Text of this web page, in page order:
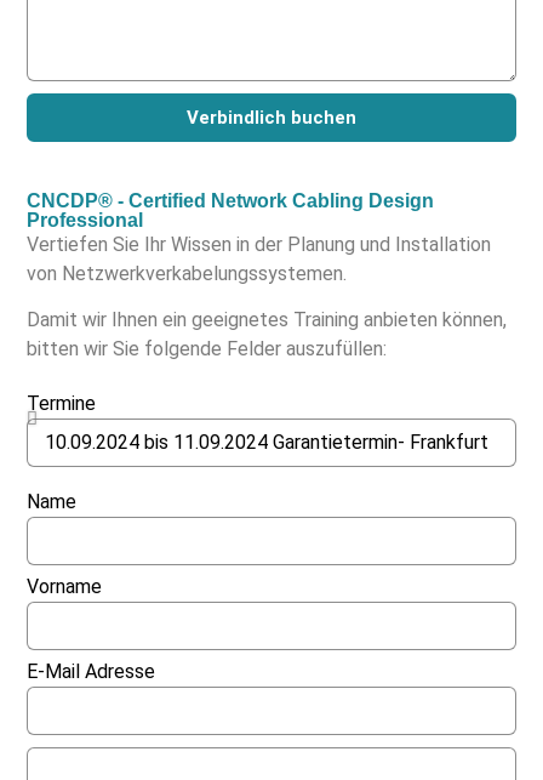
Verbindlich buchen
CNCDP® - Certified Network Cabling Design
Professional
Vertiefen Sie Ihr Wissen in der Planung und Installation
von Netzwerkverkabelungssystemen.
Damit wir Ihnen ein geeignetes Training anbieten können,
bitten wir Sie folgende Felder auszufüllen:
Termine
Name
Vorname
E-Mail Adresse